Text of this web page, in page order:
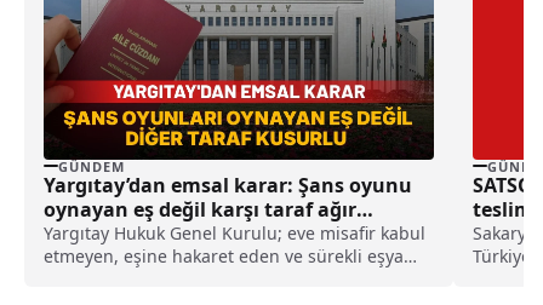
GÜNDEM
Yargıtay’dan emsal karar: Şans oyunu
oynayan eş değil karşı taraf ağır
kusurlu sayıldı
Yargıtay Hukuk Genel Kurulu; eve misafir kabul
etmeyen, eşine hakaret eden ve sürekli eşya
teslim
Sakarya